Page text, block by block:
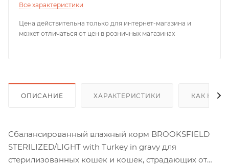
Все характеристики
Цена действительна только для интернет-магазина и
может отличаться от цен в розничных магазинах
ОПИСАНИЕ ХАРАКТЕРИСТИКИ КАК
Сбалансированный влажный корм BROOKSFIELD
STERILIZED/LIGHT with Turkey in gravy для
стерилизованных кошек и кошек, страдающих от